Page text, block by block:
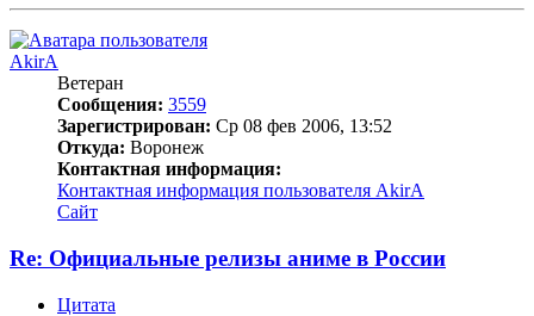
AkirA
Ветеран
Сообщения: 3559
Зарегистрирован: Ср 08 фев 2006, 13:52
Откуда: Воронеж
Контактная информация:
Контактная информация пользователя AkirA
Сайт
Re: Официальные релизы аниме в России
Цитата